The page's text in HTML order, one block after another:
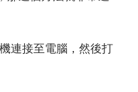
連接至電腦，然後打